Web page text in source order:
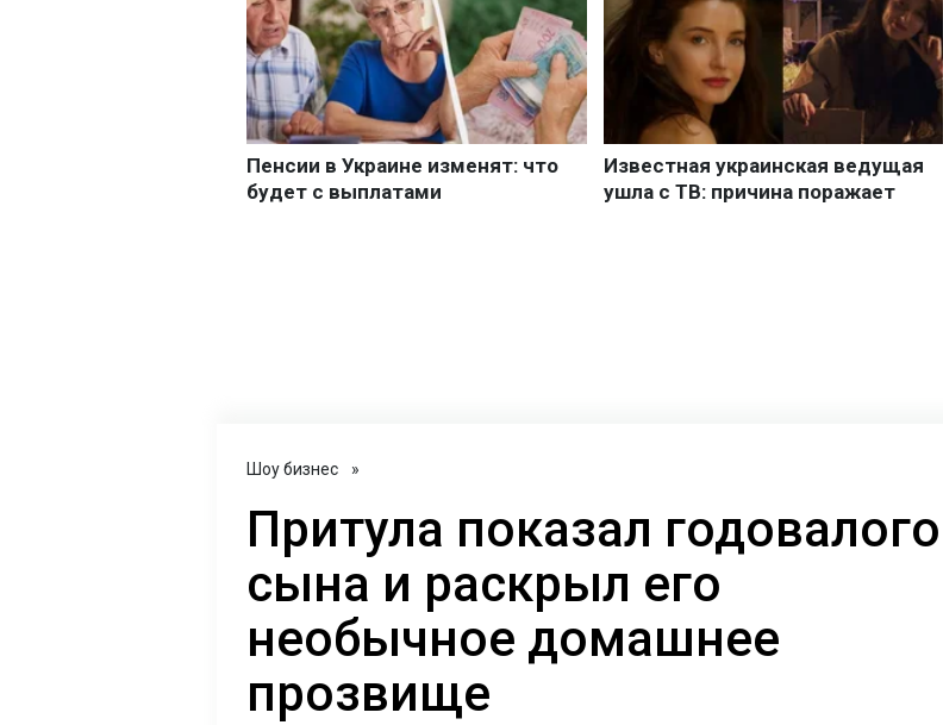
Шоу бизнес »
Притула показал годовалого
сына и раскрыл его
необычное домашнее
прозвище